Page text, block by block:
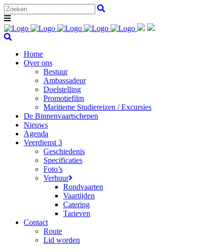
Home
Over ons
Bestuur
Ambassadeur
Doelstelling
Promotiefilm
Maritieme Studiereizen / Excursies
De Binnenvaartschepen
Nieuws
Agenda
Veerdienst 3
Geschiedenis
Specificaties
Foto’s
Verhuur
Rondvaarten
Vaartijden
Catering
Tarieven
Contact
Route
Lid worden